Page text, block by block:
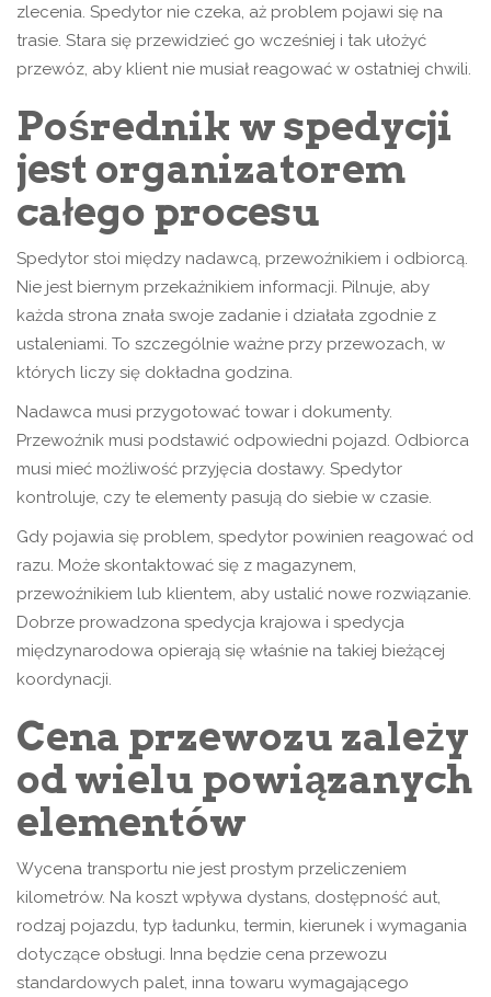
zlecenia. Spedytor nie czeka, aż problem pojawi się na
trasie. Stara się przewidzieć go wcześniej i tak ułożyć
przewóz, aby klient nie musiał reagować w ostatniej chwili.
Pośrednik w spedycji
jest organizatorem
całego procesu
Spedytor stoi między nadawcą, przewoźnikiem i odbiorcą.
Nie jest biernym przekaźnikiem informacji. Pilnuje, aby
każda strona znała swoje zadanie i działała zgodnie z
ustaleniami. To szczególnie ważne przy przewozach, w
których liczy się dokładna godzina.
Nadawca musi przygotować towar i dokumenty.
Przewoźnik musi podstawić odpowiedni pojazd. Odbiorca
musi mieć możliwość przyjęcia dostawy. Spedytor
kontroluje, czy te elementy pasują do siebie w czasie.
Gdy pojawia się problem, spedytor powinien reagować od
razu. Może skontaktować się z magazynem,
przewoźnikiem lub klientem, aby ustalić nowe rozwiązanie.
Dobrze prowadzona spedycja krajowa i spedycja
międzynarodowa opierają się właśnie na takiej bieżącej
koordynacji.
Cena przewozu zależy
od wielu powiązanych
elementów
Wycena transportu nie jest prostym przeliczeniem
kilometrów. Na koszt wpływa dystans, dostępność aut,
rodzaj pojazdu, typ ładunku, termin, kierunek i wymagania
dotyczące obsługi. Inna będzie cena przewozu
standardowych palet, inna towaru wymagającego